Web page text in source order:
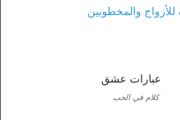
كلام في الحب